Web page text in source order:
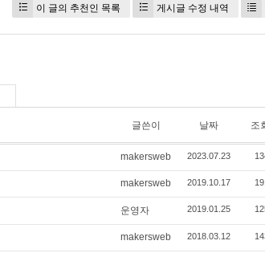
이 글의 추천인 목록 게시글 수정 내역
글쓴이 날짜 조
makersweb 2023.07.23
makersweb 2019.10.17
운영자 2019.01.25
makersweb 2018.03.12